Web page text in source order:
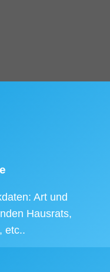
Art und
Hausrats,
etc..